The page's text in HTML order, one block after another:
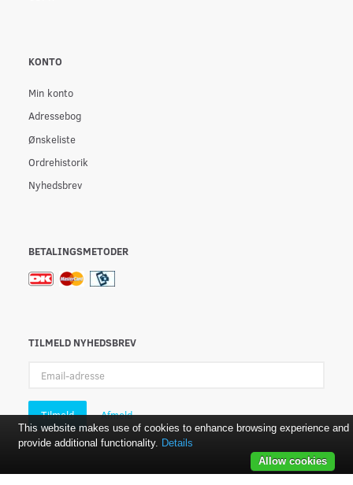
KONTO
Min konto
Adressebog
Ønskeliste
Ordrehistorik
Nyhedsbrev
BETALINGSMETODER
TILMELD NYHEDSBREV
adresse
Tilmeld Afmeld
This website makes use of cookies to enhance browsing experience and
provide additional functionality. Details
Allow cookies